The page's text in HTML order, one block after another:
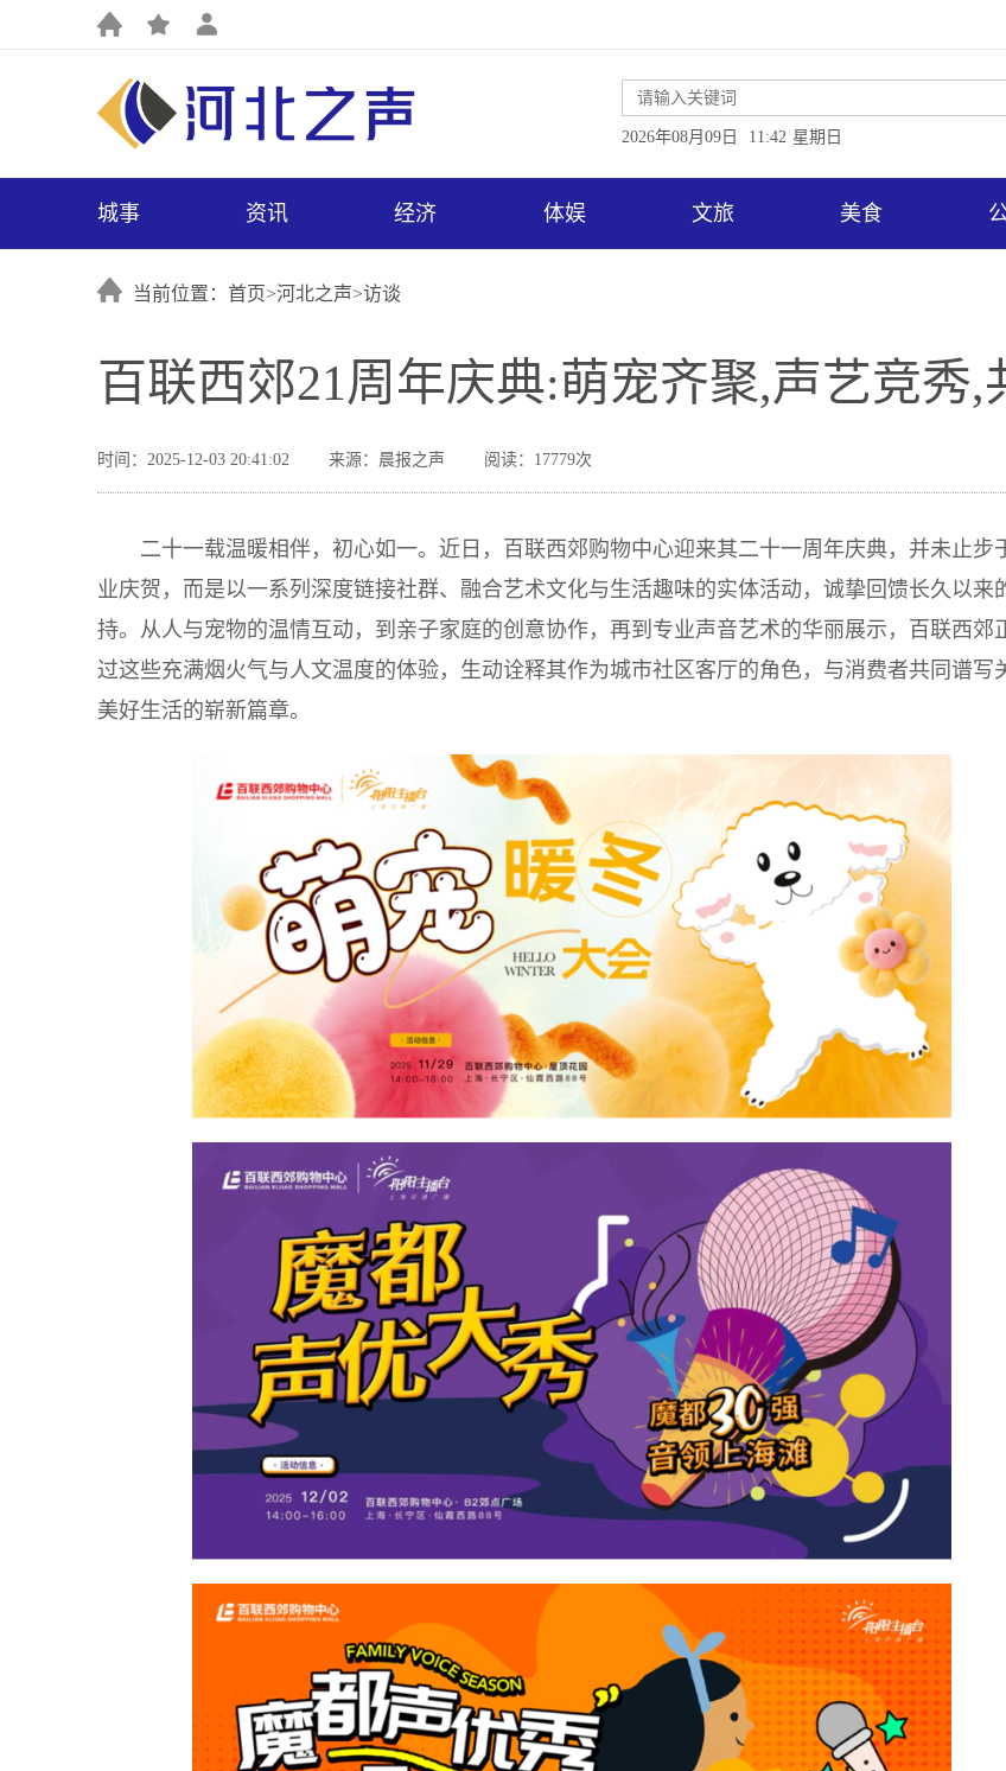
2026年08月09日 11:42 星期日
城事 资讯 经济 体娱 文旅 美食
当前位置：首页>河北之声>访谈
百联西郊21周年庆典:萌宠齐聚,声艺竞秀
时间：2025-12-03 20:41:02 来源：晨报之声 阅读：17779次
二十一载温暖相伴，初心如一。近日，百联西郊购物中心迎来其二十一周年庆典，并未止步
业庆贺，而是以一系列深度链接社群、融合艺术文化与生活趣味的实体活动，诚挚回馈长久以来
持。从人与宠物的温情互动，到亲子家庭的创意协作，再到专业声音艺术的华丽展示，百联西郊
过这些充满烟火气与人文温度的体验，生动诠释其作为城市社区客厅的角色，与消费者共同谱写
美好生活的崭新篇章。